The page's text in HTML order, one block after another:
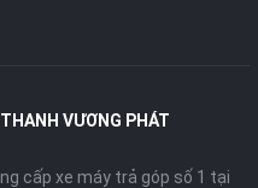
VƯƠNG PHÁT
cấp xe máy trả góp số 1 tại